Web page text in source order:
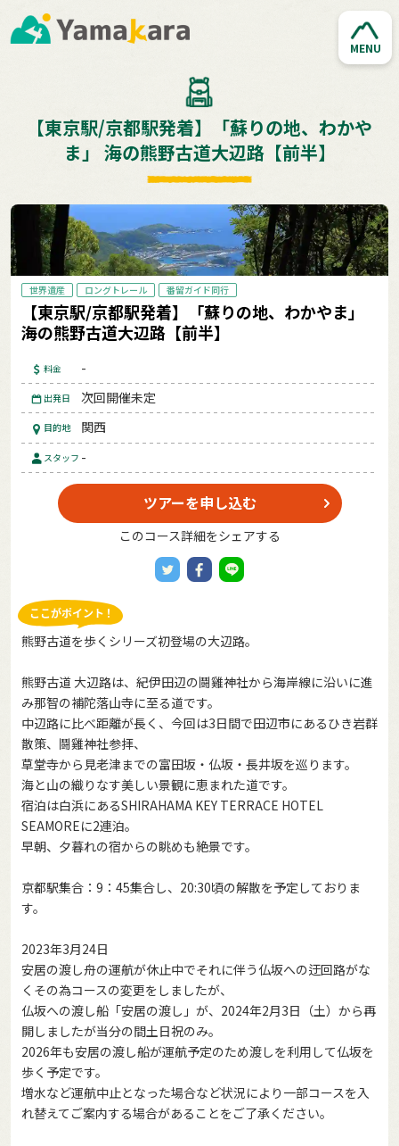
MENU
【東京駅/京都駅発着】「蘇りの地、わかや
ま」 海の熊野古道大辺路【前半】
世界遺産 ロングトレール 番留ガイド同行
【東京駅/京都駅発着】「蘇りの地、わかやま」
海の熊野古道大辺路【前半】
料金 -
出発日 次回開催未定
目的地 関西
スタッフ -
ツアーを申し込む
このコース詳細をシェアする
熊野古道を歩くシリーズ初登場の大辺路。
熊野古道 大辺路は、紀伊田辺の鬪雞神社から海岸線に沿いに進
み那智の補陀落山寺に至る道です。
中辺路に比べ距離が長く、今回は3日間で田辺市にあるひき岩群
散策、鬪雞神社参拝、
草堂寺から見老津までの富田坂・仏坂・長井坂を巡ります。
海と山の織りなす美しい景観に恵まれた道です。
宿泊は白浜にあるSHIRAHAMA KEY TERRACE HOTEL
SEAMOREに2連泊。
早朝、夕暮れの宿からの眺めも絶景です。
京都駅集合：9：45集合し、20:30頃の解散を予定しておりま
す。
2023年3月24日
安居の渡し舟の運航が休止中でそれに伴う仏坂への迂回路がな
くその為コースの変更をしましたが、
仏坂への渡し船「安居の渡し」が、2024年2月3日（土）から再
開しましたが当分の間土日祝のみ。
2026年も安居の渡し船が運航予定のため渡しを利用して仏坂を
歩く予定です。
増水など運航中止となった場合など状況により一部コースを入
れ替えてご案内する場合があることをご了承ください。